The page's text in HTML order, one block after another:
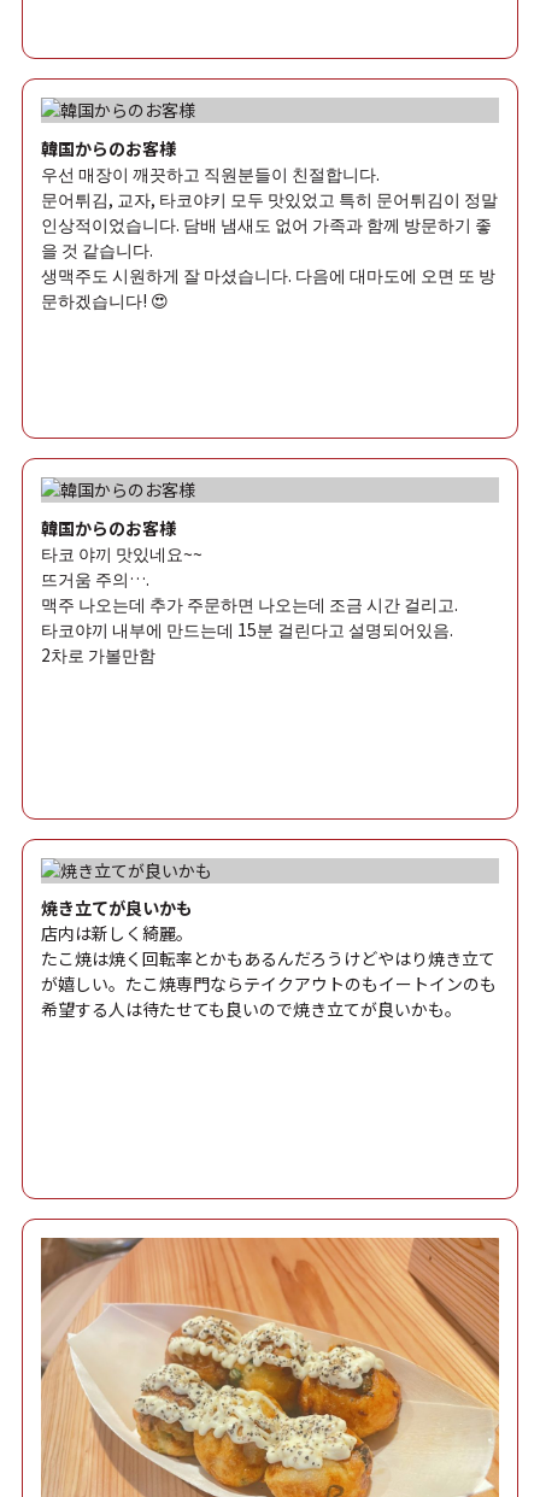
韓国からのお客様
우선 매장이 깨끗하고 직원분들이 친절합니다.
문어튀김, 교자, 타코야키 모두 맛있었고 특히 문어튀김이 정말
인상적이었습니다. 담배 냄새도 없어 가족과 함께 방문하기 좋
을 것 같습니다.
생맥주도 시원하게 잘 마셨습니다. 다음에 대마도에 오면 또 방
문하겠습니다! 😍
韓国からのお客様
타코 야끼 맛있네요~~
뜨거움 주의….
맥주 나오는데 추가 주문하면 나오는데 조금 시간 걸리고.
타코야끼 내부에 만드는데 15분 걸린다고 설명되어있음.
2차로 가볼만함
焼き立てが良いかも
店内は新しく綺麗。
たこ焼は焼く回転率とかもあるんだろうけどやはり焼き立て
が嬉しい。たこ焼専門ならテイクアウトのもイートインのも
希望する人は待たせても良いので焼き立てが良いかも。